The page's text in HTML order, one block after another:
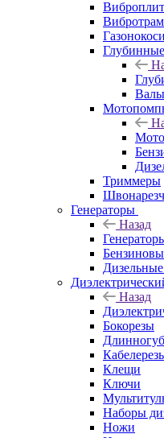
Валы
Триммеры
Генераторы
Назад
Назад
Бокорезы
Клещи
Ключи
Наборы
Ножи